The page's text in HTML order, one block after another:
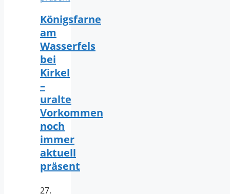
Königsfarne
am
Wasserfels
bei
Kirkel
–
uralte
Vorkommen
noch
immer
aktuell
präsent
27.